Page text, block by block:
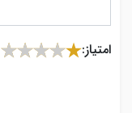
امتیاز: